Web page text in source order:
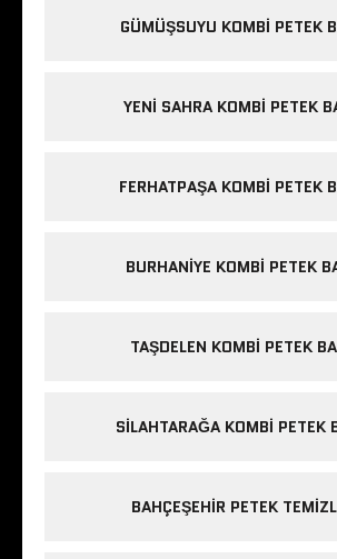
GÜMÜŞSUYU KOMBI PETEK
YENI SAHRA KOMBI PETEK
FERHATPAŞA KOMBI PETEK
BURHANIYE KOMBI PETEK
TAŞDELEN KOMBI PETEK
SILAHTARAĞA KOMBI PETEK
BAHÇEŞEHIR PETEK